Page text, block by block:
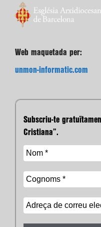
Web maquetada per:
unmon-informatic.com
Subscriu-te
Cristiana”.